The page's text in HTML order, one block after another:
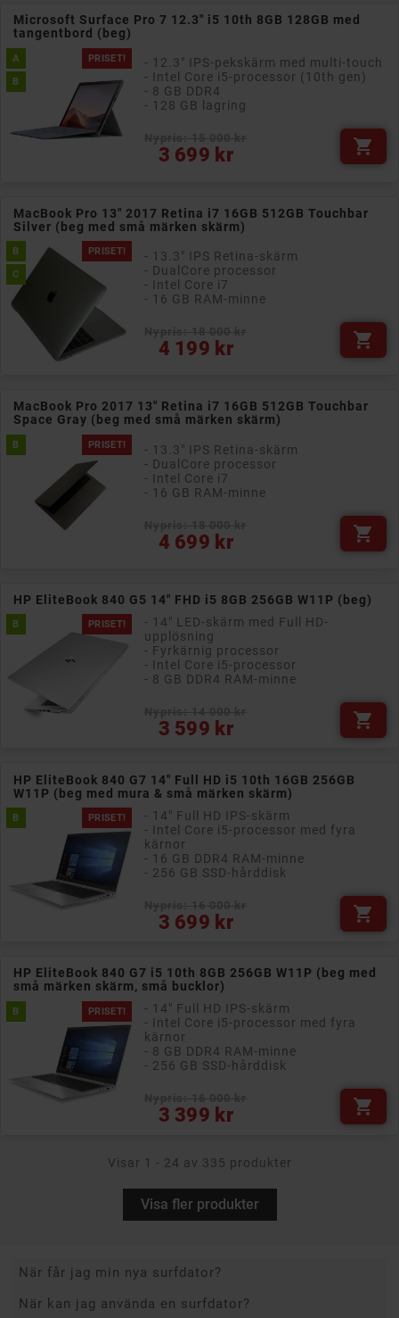
Microsoft Surface Pro 7 12.3" i5 10th 8GB 128GB med
tangentbord (beg)
PRISET!
A
B
- 12.3" IPS-pekskärm med multi-touch
- Intel Core i5-processor (10th gen)
- 8 GB DDR4
- 128 GB lagring
3 699 kr
Pris 
MacBook Pro 13" 2017 Retina i7 16GB 512GB Touchbar
Silver (beg med små märken skärm)
PRISET!
B
C
- 13.3" IPS Retina-skärm
- DualCore processor
- Intel Core i7
- 16 GB RAM-minne
4 199 kr
Pris 
MacBook Pro 2017 13" Retina i7 16GB 512GB Touchbar
Space Gray (beg med små märken skärm)
PRISET!
B
- 13.3" IPS Retina-skärm
- DualCore processor
- Intel Core i7
- 16 GB RAM-minne
4 699 kr
Pris 
HP EliteBook 840 G5 14" FHD i5 8GB 256GB W11P (beg)
PRISET!
B
- 14" LED-skärm med Full HD-
upplösning
- Fyrkärnig processor
- Intel Core i5-processor
- 8 GB DDR4 RAM-minne
3 599 kr
Pris 
HP EliteBook 840 G7 14" Full HD i5 10th 16GB 256GB
W11P (beg med mura & små märken skärm)
PRISET!
B
- 14" Full HD IPS-skärm
- Intel Core i5-processor med fyra
kärnor
- 16 GB DDR4 RAM-minne
- 256 GB SSD-hårddisk
3 699 kr
Pris 
HP EliteBook 840 G7 i5 10th 8GB 256GB W11P (beg med
små märken skärm, små bucklor)
PRISET!
B
- 14" Full HD IPS-skärm
- Intel Core i5-processor med fyra
kärnor
- 8 GB DDR4 RAM-minne
- 256 GB SSD-hårddisk
3 399 kr
Pris 
Visar 1 - 24 av 335 produkter
Visa fler produkter
När får jag min nya surfdator?
Hur snabbt du får din dator beror på när du
När kan jag använda en surfdator?